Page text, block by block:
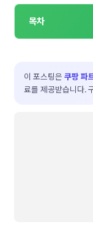
목차
이 포스팅은 쿠팡 파
료를 제공받습니다.